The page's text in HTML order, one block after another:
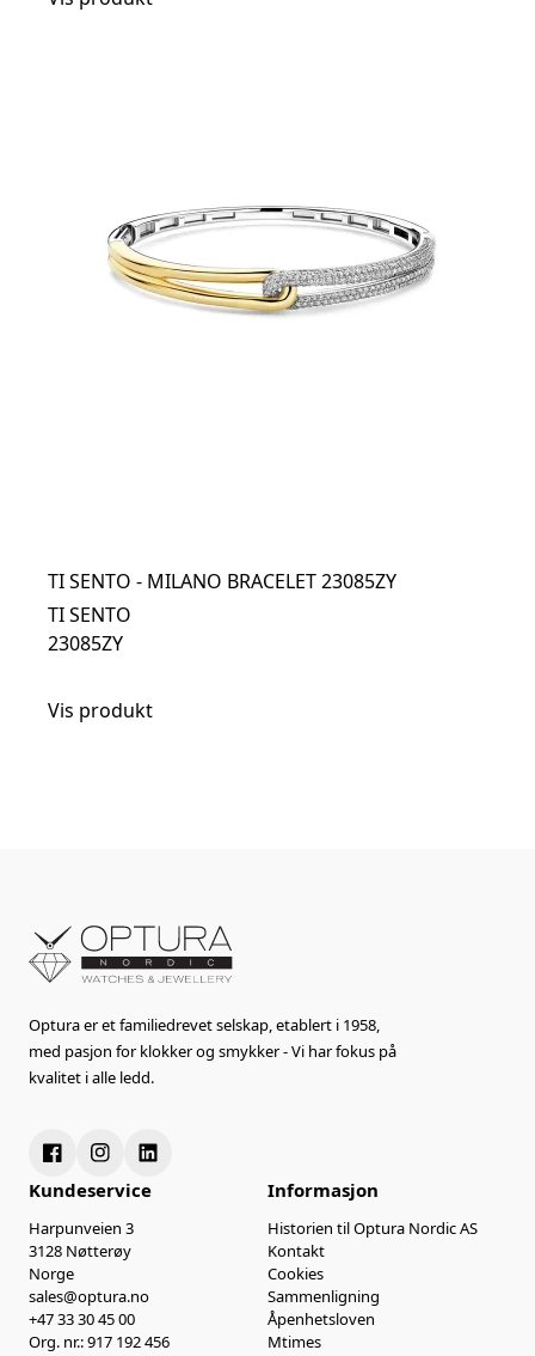
TI SENTO - MILANO BRACELET 23085ZY
TI SENTO
23085ZY
Vis produkt
Optura er et familiedrevet selskap, etablert i 1958,
med pasjon for klokker og smykker - Vi har fokus på
kvalitet i alle ledd.
Kundeservice
Harpunveien 3
3128 Nøtterøy
Norge
sales@optura.no
+47 33 30 45 00
Org. nr.: 917 192 456
Informasjon
Historien til Optura Nordic AS
Kontakt
Cookies
Sammenligning
Åpenhetsloven
Mtimes